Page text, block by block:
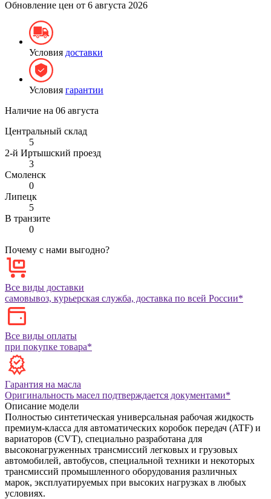
Обновление цен от 6 августа 2026
Условия доставки
Условия гарантии
Наличие на 06 августа
Центральный склад
5
2-й Иртышский проезд
3
Смоленск
0
Липецк
5
В транзите
0
Почему с нами выгодно?
Все виды доставки
самовывоз, курьерская служба, доставка по всей России*
Все виды оплаты
при покупке товара*
Гарантия на масла
Оригинальность масел подтверждается документами*
Описание модели
Полностью синтетическая универсальная рабочая жидкость
премиум-класса для автоматических коробок передач (ATF) и
вариаторов (CVT), специально разработана для
высоконагруженных трансмиссий легковых и грузовых
автомобилей, автобусов, специальной техники и некоторых
трансмиссий промышленного оборудования различных
марок, эксплуатируемых при высоких нагрузках в любых
условиях.